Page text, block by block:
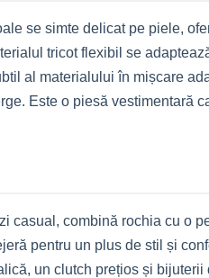
se simte delicat pe piele,
tricot flexibil se
al materialului în mișcare
Este o piesă vestimentară
casual, combină rochia cu o
pentru un plus de stil și
un clutch prețios și